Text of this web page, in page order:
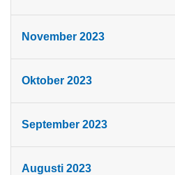
November 2023
Oktober 2023
September 2023
Augusti 2023